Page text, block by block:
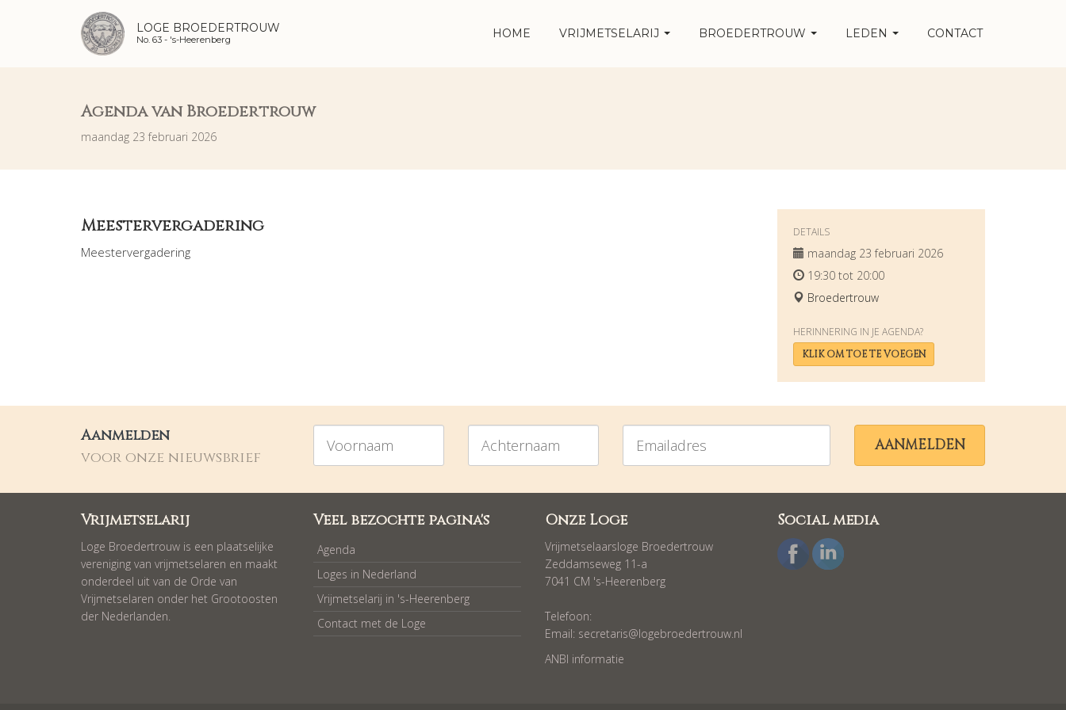
LOGE BROEDERTROUW
No. 63 - 's-Heerenberg HOME VRIJMETSELARIJ BROEDERTROUW LEDEN CONTACT
Agenda van Broedertrouw
maandag 23 februari 2026
Meestervergadering
Meestervergadering
DETAILS
maandag 23 februari 2026
19:30 tot 20:00
Broedertrouw
HERINNERING IN JE AGENDA?
KLIK OM TOE TE VOEGEN
Aanmelden
voor onze nieuwsbrief
AANMELDEN
Vrijmetselarij
Loge Broedertrouw is een plaatselijke
vereniging van vrijmetselaren en maakt
onderdeel uit van de Orde van
Vrijmetselaren onder het Grootoosten
der Nederlanden.
Veel bezochte pagina's
Agenda
Loges in Nederland
Vrijmetselarij in 's-Heerenberg
Contact met de Loge
Onze Loge
Vrijmetselaarsloge Broedertrouw
Zeddamseweg 11-a
7041 CM 's-Heerenberg
Telefoon:
Email: secretaris@logebroedertrouw.nl
ANBI informatie
Social media